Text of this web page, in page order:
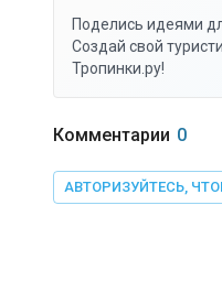
Поделись идеями
Создай свой
Тропинки.ру!
Комментарии 0
АВТОРИЗУЙТЕСЬ,